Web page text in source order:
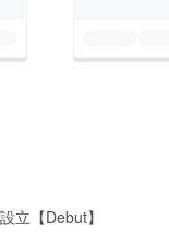
立【Debut】